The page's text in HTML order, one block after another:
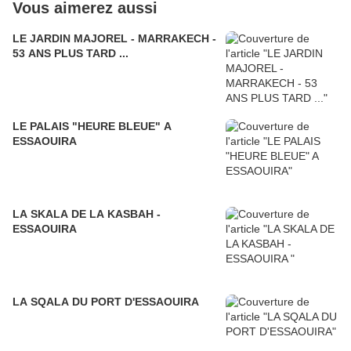
Vous aimerez aussi
LE JARDIN MAJOREL - MARRAKECH -
53 ANS PLUS TARD ...
LE PALAIS "HEURE BLEUE" A
ESSAOUIRA
LA SKALA DE LA KASBAH -
ESSAOUIRA
LA SQALA DU PORT D'ESSAOUIRA